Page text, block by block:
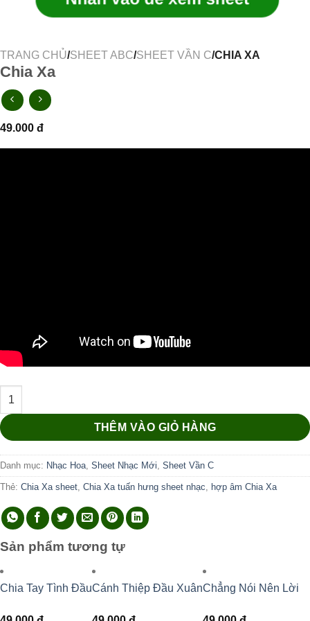
TRANG CHỦ/SHEET ABC/SHEET VẦN C/CHIA XA
Chia Xa
49.000 đ
Chia Xa số lượng
THÊM VÀO GIỎ HÀNG
Danh mục: Nhạc Hoa, Sheet Nhạc Mới, Sheet Vần C
Thẻ: Chia Xa sheet, Chia Xa tuấn hưng sheet nhạc, hợp âm Chia Xa
Sản phẩm tương tự
Chia Tay Tình ĐầuCánh Thiệp Đầu XuânChẳng Nói Nên Lời